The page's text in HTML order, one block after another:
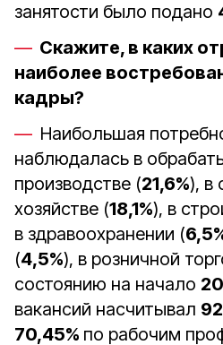
занятости было подано
Скажите, в каких
наиболее
кадры?
Наибольшая
наблюдалась в
производстве (21,6%), в
хозяйстве (18,1%), в
в здравоохранении (
(4,5%), в розничной
состоянию на начало
вакансий насчитывал
70,45% по рабочим